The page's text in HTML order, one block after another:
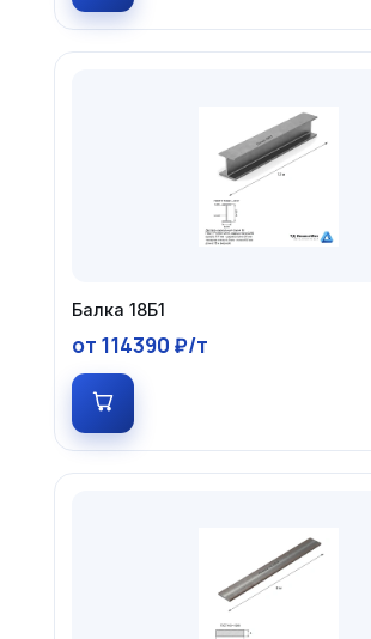
Балка 18Б1
от 114390 ₽/т